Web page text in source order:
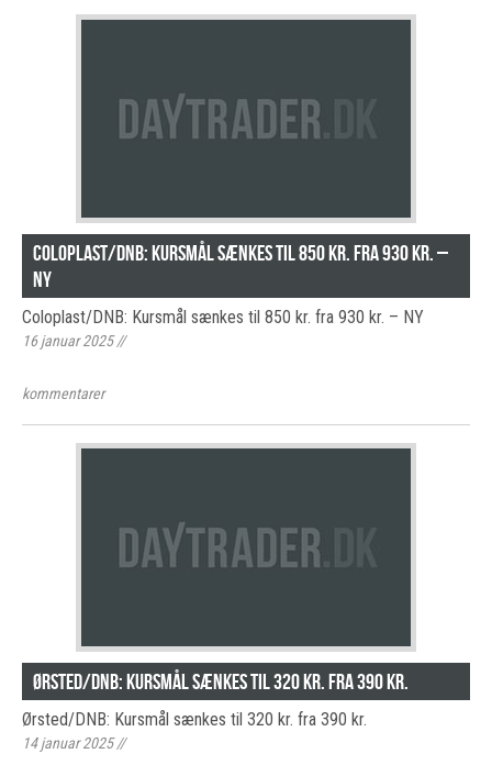
Coloplast/DNB: Kursmål sænkes til 850 kr. fra 930 kr. –
NY
Coloplast/DNB: Kursmål sænkes til 850 kr. fra 930 kr. – NY
16 januar 2025//
kommentarer
Ørsted/DNB: Kursmål sænkes til 320 kr. fra 390 kr.
Ørsted/DNB: Kursmål sænkes til 320 kr. fra 390 kr.
14 januar 2025//